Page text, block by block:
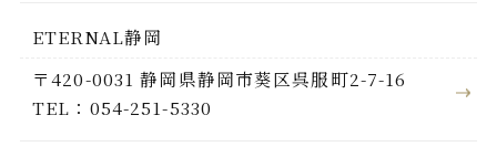
ETERNAL静岡
〒420-0031 静岡県静岡市葵区呉服町2-7-16
TEL：054-251-5330